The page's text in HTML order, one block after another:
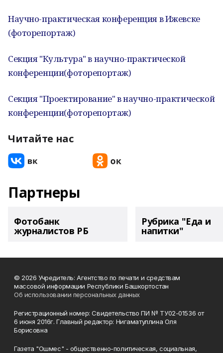
Научно-практическая конференция в Ижевске
(фоторепортаж)
Секция "Культура" в научно-практической
конференции(фоторепортаж)
Секция "Проектирование" в научно-практической
конференции(фоторепортаж)
Читайте нас
Партнеры
Фотобанк
журналистов РБ
Рубрика "Еда и
напитки"
© 2026 Учредитель: Агентство по печати и средствам
массовой информации Республики Башкортостан
Об использовании персональных данных
Регистрационный номер: Свидетельство ПИ № ТУ02-01536 от
6 июня 2016г. Главный редактор: Нигаматуллина Оля
Борисовна
Газета "Ошмес" - общественно-политическая, социальная,